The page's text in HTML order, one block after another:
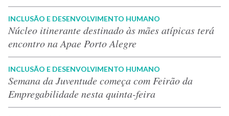
INCLUSÃO E DESENVOLVIMENTO HUMANO
Núcleo itinerante destinado às mães atípicas terá
encontro na Apae Porto Alegre
INCLUSÃO E DESENVOLVIMENTO HUMANO
Semana da Juventude começa com Feirão da
Empregabilidade nesta quinta-feira